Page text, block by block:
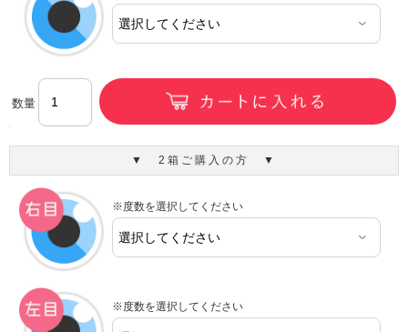
数量
▼ 2箱ご購入の方 ▼
※度数を選択してください
※度数を選択してください